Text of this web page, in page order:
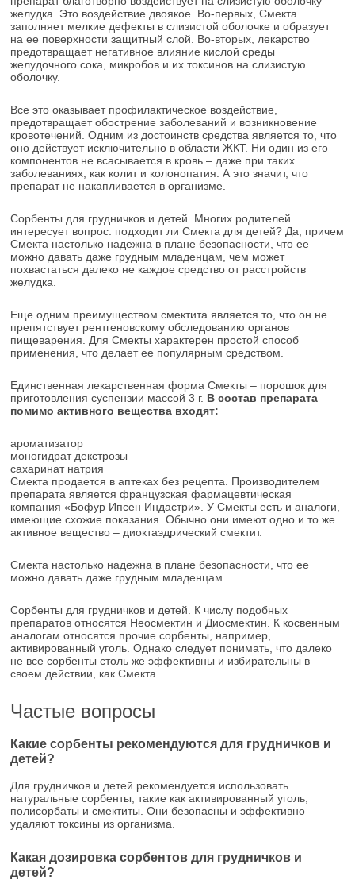
желудка. Это воздействие двоякое. Во-первых, Смекта
заполняет мелкие дефекты в слизистой оболочке и образует
на ее поверхности защитный слой. Во-вторых, лекарство
предотвращает негативное влияние кислой среды
желудочного сока, микробов и их токсинов на слизистую
оболочку.
Все это оказывает профилактическое воздействие,
предотвращает обострение заболеваний и возникновение
кровотечений. Одним из достоинств средства является то, что
оно действует исключительно в области ЖКТ. Ни один из его
компонентов не всасывается в кровь – даже при таких
заболеваниях, как колит и колонопатия. А это значит, что
препарат не накапливается в организме.
Сорбенты для грудничков и детей. Многих родителей
интересует вопрос: подходит ли Смекта для детей? Да, причем
Смекта настолько надежна в плане безопасности, что ее
можно давать даже грудным младенцам, чем может
похвастаться далеко не каждое средство от расстройств
желудка.
Еще одним преимуществом смектита является то, что он не
препятствует рентгеновскому обследованию органов
пищеварения. Для Смекты характерен простой способ
применения, что делает ее популярным средством.
Единственная лекарственная форма Смекты – порошок для
приготовления суспензии массой 3 г. В состав препарата
помимо активного вещества входят:
ароматизатор
моногидрат декстрозы
сахаринат натрия
Смекта продается в аптеках без рецепта. Производителем
препарата является французская фармацевтическая
компания «Бофур Ипсен Индастри». У Смекты есть и аналоги,
имеющие схожие показания. Обычно они имеют одно и то же
активное вещество – диоктаэдрический смектит.
Смекта настолько надежна в плане безопасности, что ее
можно давать даже грудным младенцам
Сорбенты для грудничков и детей. К числу подобных
препаратов относятся Неосмектин и Диосмектин. К косвенным
аналогам относятся прочие сорбенты, например,
активированный уголь. Однако следует понимать, что далеко
не все сорбенты столь же эффективны и избирательны в
своем действии, как Смекта.
Частые вопросы
Какие сорбенты рекомендуются для грудничков и
детей?
Для грудничков и детей рекомендуется использовать
натуральные сорбенты, такие как активированный уголь,
полисорбаты и смектиты. Они безопасны и эффективно
удаляют токсины из организма.
Какая дозировка сорбентов для грудничков и
детей?